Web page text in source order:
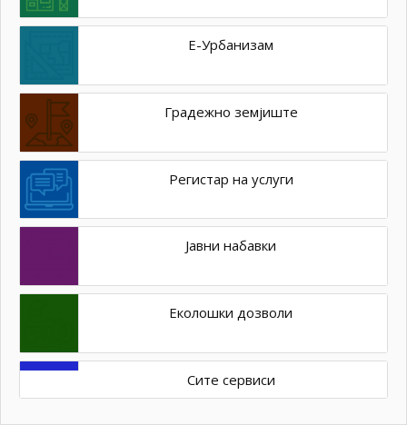
Е-Урбанизам
Градежно земјиште
Регистар на услуги
Јавни набавки
Еколошки дозволи
Сите сервиси